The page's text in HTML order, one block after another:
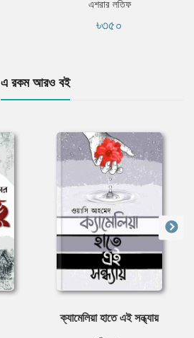
এশরার লতিফ
৳৩৫০
এ রকম আরও বই
ক্যামেলিয়া হাতে এই সন্ধ্যায়